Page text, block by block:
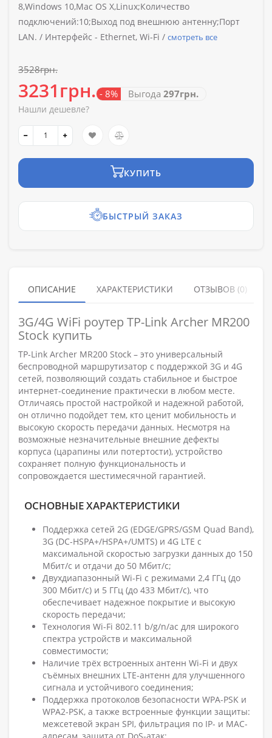
8,Windows 10,Mac OS X,Linux;Количество
подключений:10;Выход под внешнюю антенну;Порт
LAN. / Интерфейс - Ethernet, Wi-Fi / смотреть все
3528грн.
3231грн. - 8% Выгода 297грн.
Нашли дешевле?
КУПИТЬ
БЫСТРЫЙ ЗАКАЗ
ОПИСАНИЕ ХАРАКТЕРИСТИКИ ОТЗЫВОВ (0)
3G/4G WiFi роутер TP-Link Archer MR200
Stock купить
TP-Link Archer MR200 Stock – это универсальный
беспроводной маршрутизатор с поддержкой 3G и 4G
сетей, позволяющий создать стабильное и быстрое
интернет-соединение практически в любом месте.
Отличаясь простой настройкой и надежной работой,
он отлично подойдет тем, кто ценит мобильность и
высокую скорость передачи данных. Несмотря на
возможные незначительные внешние дефекты
корпуса (царапины или потертости), устройство
сохраняет полную функциональность и
сопровождается шестимесячной гарантией.
ОСНОВНЫЕ ХАРАКТЕРИСТИКИ
Поддержка сетей 2G (EDGE/GPRS/GSM Quad Band),
3G (DC-HSPA+/HSPA+/UMTS) и 4G LTE с
максимальной скоростью загрузки данных до 150
Мбит/с и отдачи до 50 Мбит/с;
Двухдиапазонный Wi-Fi с режимами 2,4 ГГц (до
300 Мбит/с) и 5 ГГц (до 433 Мбит/с), что
обеспечивает надежное покрытие и высокую
скорость передачи;
Технология Wi-Fi 802.11 b/g/n/ac для широкого
спектра устройств и максимальной
совместимости;
Наличие трёх встроенных антенн Wi-Fi и двух
съёмных внешних LTE-антенн для улучшенного
сигнала и устойчивого соединения;
Поддержка протоколов безопасности WPA-PSK и
WPA2-PSK, а также встроенные функции защиты:
межсетевой экран SPI, фильтрация по IP- и MAC-